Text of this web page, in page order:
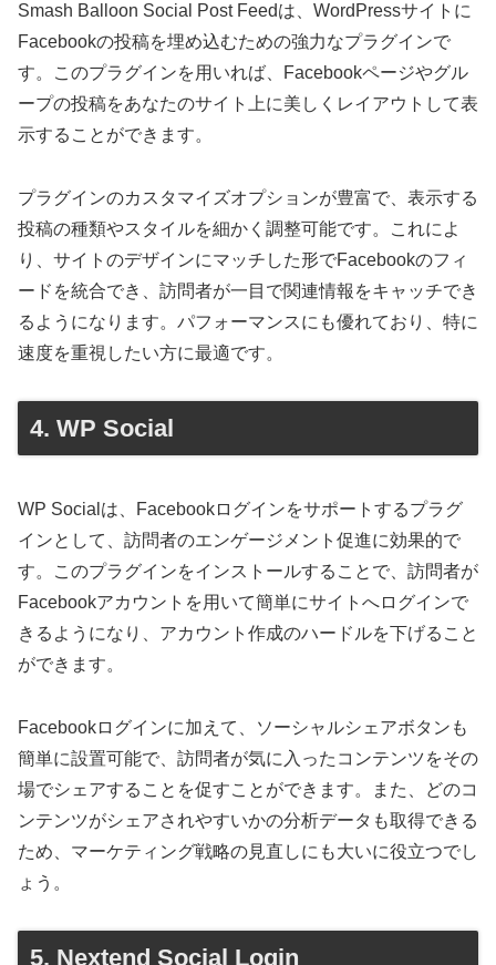
Smash Balloon Social Post Feedは、WordPressサイトに
Facebookの投稿を埋め込むための強力なプラグインで
す。このプラグインを用いれば、Facebookページやグル
ープの投稿をあなたのサイト上に美しくレイアウトして表
示することができます。
プラグインのカスタマイズオプションが豊富で、表示する
投稿の種類やスタイルを細かく調整可能です。これによ
り、サイトのデザインにマッチした形でFacebookのフィ
ードを統合でき、訪問者が一目で関連情報をキャッチでき
るようになります。パフォーマンスにも優れており、特に
速度を重視したい方に最適です。
4. WP Social
WP Socialは、Facebookログインをサポートするプラグ
インとして、訪問者のエンゲージメント促進に効果的で
す。このプラグインをインストールすることで、訪問者が
Facebookアカウントを用いて簡単にサイトへログインで
きるようになり、アカウント作成のハードルを下げること
ができます。
Facebookログインに加えて、ソーシャルシェアボタンも
簡単に設置可能で、訪問者が気に入ったコンテンツをその
場でシェアすることを促すことができます。また、どのコ
ンテンツがシェアされやすいかの分析データも取得できる
ため、マーケティング戦略の見直しにも大いに役立つでし
ょう。
5. Nextend Social Login